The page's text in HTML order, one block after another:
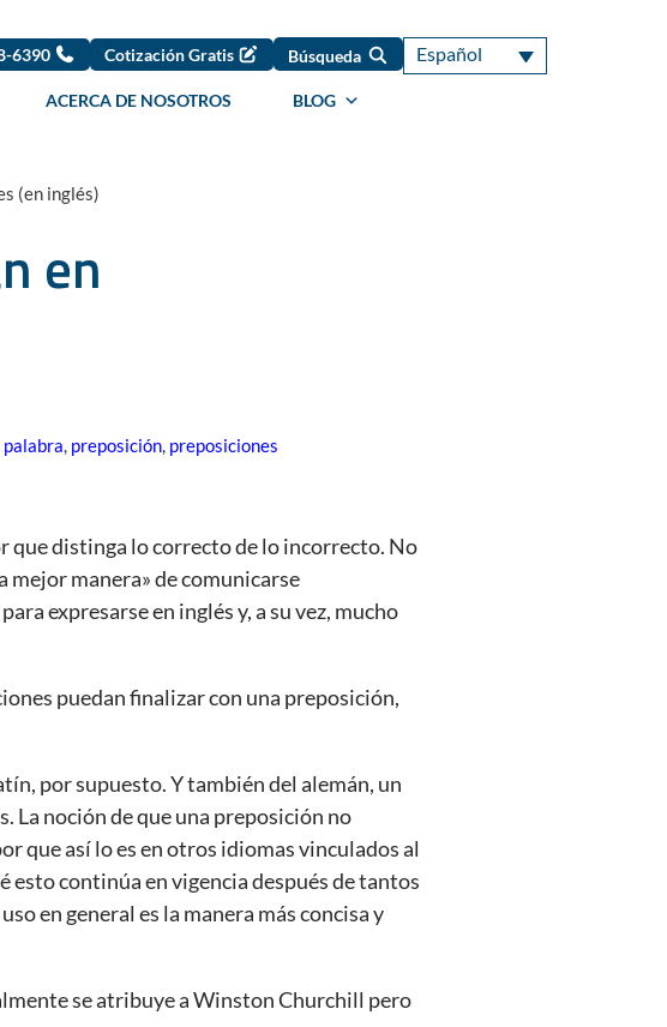
6390 Cotización Gratis Búsqueda Español
ACERCA DE NOSOTROS BLOG
(en inglés)
en
palabra, preposición, preposiciones
que distinga lo correcto de lo incorrecto. No
mejor manera» de comunicarse
expresarse en inglés y, a su vez, mucho
puedan finalizar con una preposición,
por supuesto. Y también del alemán, un
noción de que una preposición no
que así lo es en otros idiomas vinculados al
esto continúa en vigencia después de tantos
en general es la manera más concisa y
se atribuye a Winston Churchill pero